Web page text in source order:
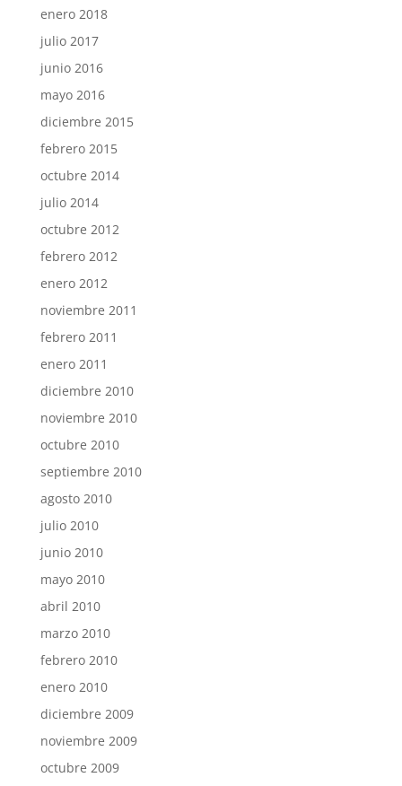
enero 2018
julio 2017
junio 2016
mayo 2016
diciembre 2015
febrero 2015
octubre 2014
julio 2014
octubre 2012
febrero 2012
enero 2012
noviembre 2011
febrero 2011
enero 2011
diciembre 2010
noviembre 2010
octubre 2010
septiembre 2010
agosto 2010
julio 2010
junio 2010
mayo 2010
abril 2010
marzo 2010
febrero 2010
enero 2010
diciembre 2009
noviembre 2009
octubre 2009